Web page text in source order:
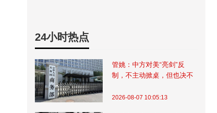
24小时热点
管姚：中方对美“亮剑”反
制，不主动掀桌，但也决不
2026-08-07 10:05:13